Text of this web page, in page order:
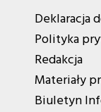
Deklaracja
Polityka
Redakcja
Materiały
Biuletyn